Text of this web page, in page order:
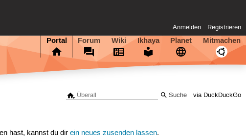
Anmelden Registrieren
Portal Forum Wiki Ikhaya Planet Mitmachen
via DuckDuckGo
hast, kannst du direin neues zusenden lassen.